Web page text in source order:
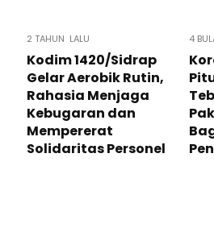
2 TAHUN LALU
Kodim 1420/Sidrap
Gelar Aerobik Rutin,
Rahasia Menjaga
Kebugaran dan
Mempererat
Solidaritas Personel
4